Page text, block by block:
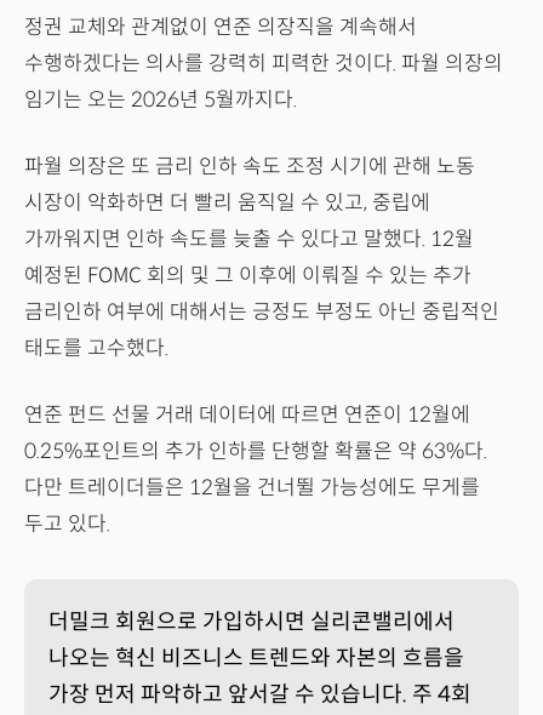
정권 교체와 관계없이 연준 의장직을 계속해서
수행하겠다는 의사를 강력히 피력한 것이다. 파월 의장의
임기는 오는 2026년 5월까지다.
파월 의장은 또 금리 인하 속도 조정 시기에 관해 노동
시장이 악화하면 더 빨리 움직일 수 있고, 중립에
가까워지면 인하 속도를 늦출 수 있다고 말했다. 12월
예정된 FOMC 회의 및 그 이후에 이뤄질 수 있는 추가
금리인하 여부에 대해서는 긍정도 부정도 아닌 중립적인
태도를 고수했다.
연준 펀드 선물 거래 데이터에 따르면 연준이 12월에
0.25%포인트의 추가 인하를 단행할 확률은 약 63%다.
다만 트레이더들은 12월을 건너뛸 가능성에도 무게를
두고 있다.
더밀크 회원으로 가입하시면 실리콘밸리에서
나오는 혁신 비즈니스 트렌드와 자본의 흐름을
가장 먼저 파악하고 앞서갈 수 있습니다. 주 4회